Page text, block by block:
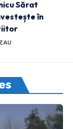
Sărat
în